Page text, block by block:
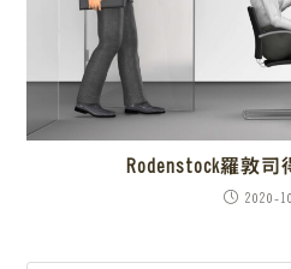
Rodenstock羅敦
2020-